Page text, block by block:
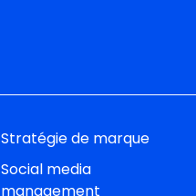
Stratégie de marque
Social media
management